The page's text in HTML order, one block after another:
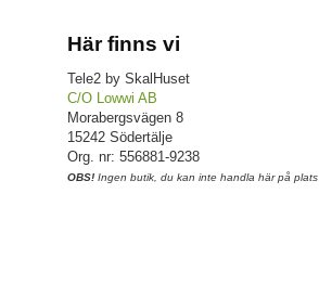
Här finns vi
Tele2 by SkalHuset
C/O Lowwi AB
Morabergsvägen 8
15242 Södertälje
Org. nr: 556881-9238
OBS! Ingen butik, du kan inte handla här på plats